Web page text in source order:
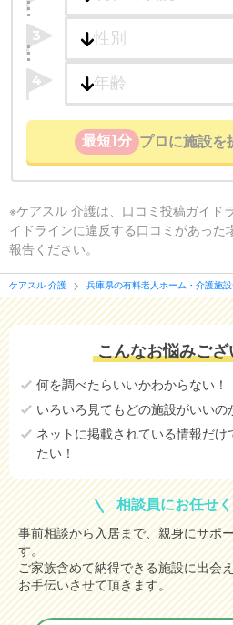
3
4
最短1分 プロに施設を
※ケアスル 介護は、 口コミ投稿ガイド
イドラインに違反する口コミがあった
報告ください。
ケアスル 介護 兵庫県の有料老人ホーム・介護施
こんなお悩みご
何を調べたらいいかわからない！
いろいろ見てもどの施設がいいの
ネットに掲載されている情報だけ
たい！
相談員にお任せ
事前相談から入居まで、親身にサポ
す。
ご家族含めて納得できる施設に出会
お手伝いさせて頂きます。